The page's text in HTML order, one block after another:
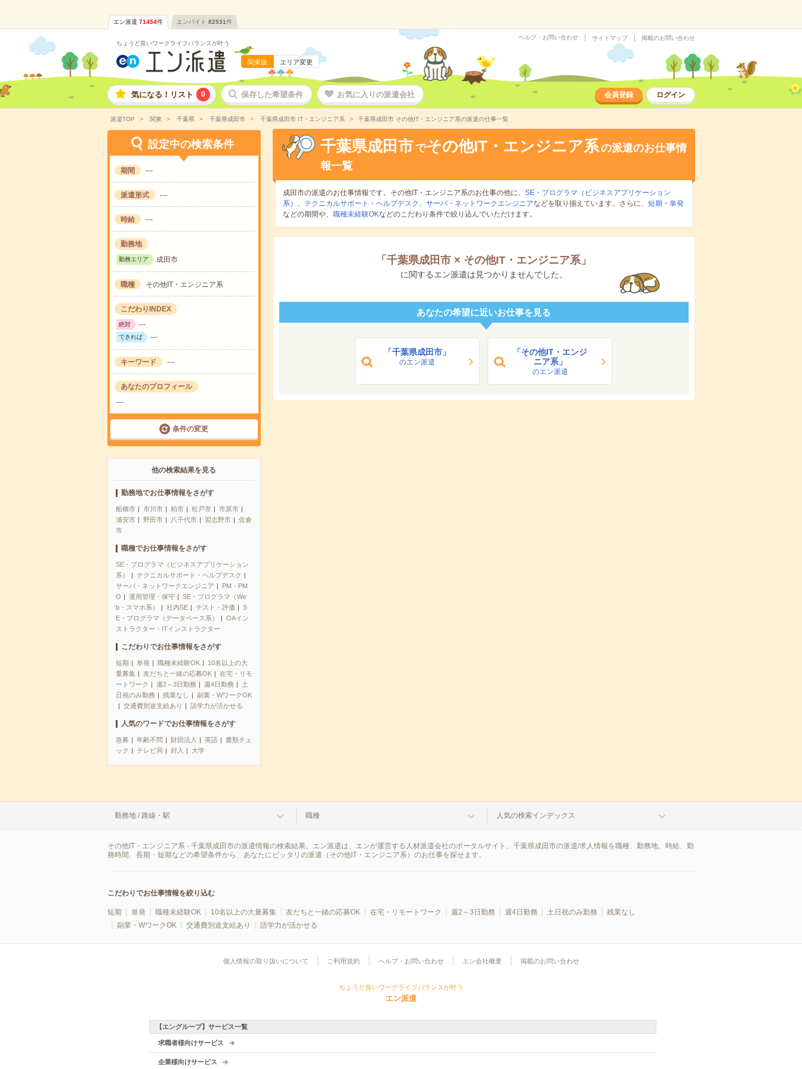
エン派遣 71454件 エンバイト 82531件
ちょうど良いワークライフバランスが叶う
関東版 エリア変更
ヘルプ・お問い合わせ サイトマップ 掲載のお問い合わせ
気になる！リスト 0 保存した希望条件 お気に入りの派遣会社 会員登録 ログイン
派遣TOP 関東 千葉県 千葉県成田市 千葉県成田市 IT・エンジニア系 千葉県成田市 その他IT・エンジニア系の派遣の仕事一覧
設定中の検索条件
期間 ---
派遣形式 ---
時給 ---
勤務地
勤務エリア 成田市
職種 その他IT・エンジニア系
こだわりINDEX
絶対 ---
できれば ---
キーワード ---
あなたのプロフィール
---
条件の変更
他の検索結果を見る
勤務地でお仕事情報をさがす
船橋市 市川市 柏市 松戸市
市原市
浦安市
野田市 八千代市 習志野市
佐倉
市
職種でお仕事情報をさがす
SE・プログラマ（ビジネスアプリケーション
系）
テクニカルサポート・ヘルプデスク
サーバ・ネットワークエンジニア
PM・PM
O
運用管理・保守
SE・プログラマ（We
b・スマホ系）
社内SE テスト・評価
S
E・プログラマ（データベース系）
OAイン
ストラクター・ITインストラクター
こだわりでお仕事情報をさがす
短期 単発 職種未経験OK
10名以上の大
量募集
友だちと一緒の応募OK
在宅・リモ
ートワーク
週2～3日勤務 週4日勤務
土
日祝のみ勤務
残業なし
副業・WワークOK
交通費別途支給あり
語学力が活かせる
人気のワードでお仕事情報をさがす
急募 年齢不問 財団法人 英語
書類チェ
ック
テレビ局 封入 大学
千葉県成田市 でその他IT・エンジニア系の派遣のお仕事情
報一覧
成田市の派遣のお仕事情報です。その他IT・エンジニア系のお仕事の他に、 SE・プログラマ（ビジネスアプリケーション
系） 、 テクニカルサポート・ヘルプデスク 、 サーバ・ネットワークエンジニアなどを取り揃えています。さらに、 短期 ・ 単発
などの期間や、 職種未経験OKなどのこだわり条件で絞り込んでいただけます。
「 千葉県成田市 × その他IT・エンジニア系」
に関するエン派遣は見つかりませんでした。
あなたの希望に近いお仕事を見る
「千葉県成田市」
のエン派遣
「その他IT・エンジ
ニア系」
のエン派遣
勤務地 / 路線・駅 職種 人気の検索インデックス
その他IT・エンジニア系 - 千葉県成田市の派遣情報の検索結果。エン派遣は、エンが運営する人材派遣会社のポータルサイト。千葉県成田市の派遣/求人情報を職種、勤務地、時給、勤
務時間、長期・短期などの希望条件から、あなたにピッタリの派遣（その他IT・エンジニア系）のお仕事を探せます。
こだわりでお仕事情報を絞り込む
短期 単発 職種未経験OK 10名以上の大量募集 友だちと一緒の応募OK 在宅・リモートワーク 週2～3日勤務 週4日勤務 土日祝のみ勤務
残業なし
副業・WワークOK
交通費別途支給あり 語学力が活かせる
個人情報の取り扱いについて ご利用規約 ヘルプ・お問い合わせ エン会社概要 掲載のお問い合わせ
ちょうど良いワークライフバランスが叶う
エン派遣
【エングループ】サービス一覧
求職者様向けサービス
企業様向けサービス